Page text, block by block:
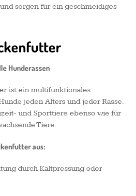
sorgen für ein geschmeidiges
Hunderassen
ist ein multifunktionales
jeden Alters und jeder Rasse.
und Sporttiere ebenso wie für
Tiere.
aus:
durch Kaltpressung oder